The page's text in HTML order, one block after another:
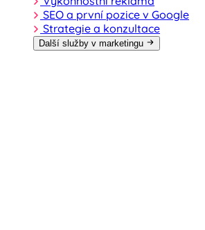
SEO a první pozice v Google
Strategie a konzultace
Další služby v marketingu